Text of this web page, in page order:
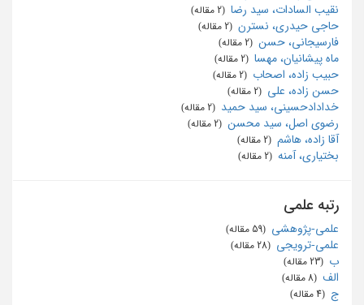
نقیب السادات، سید رضا
حاجی حیدری، نسترن
فارسیجانی، حسن
ماه پیشانیان، مهسا
حبیب زاده، اصحاب
حسن زاده، علی
خدادادحسینی، سید حمید
رضوی اصل، سید محسن
آقا زاده، هاشم
بختیاری، آمنه
رتبه علمی
علمی-پژوهشی
علمی-ترویجی
ب
الف
ج